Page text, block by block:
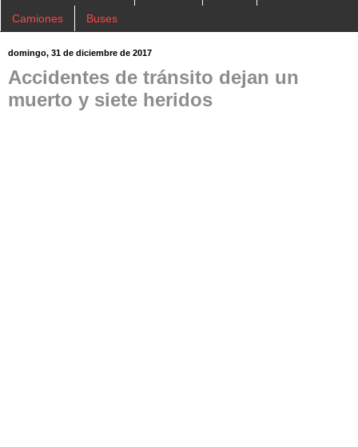
Camiones Buses
domingo, 31 de diciembre de 2017
Accidentes de tránsito dejan un
muerto y siete heridos